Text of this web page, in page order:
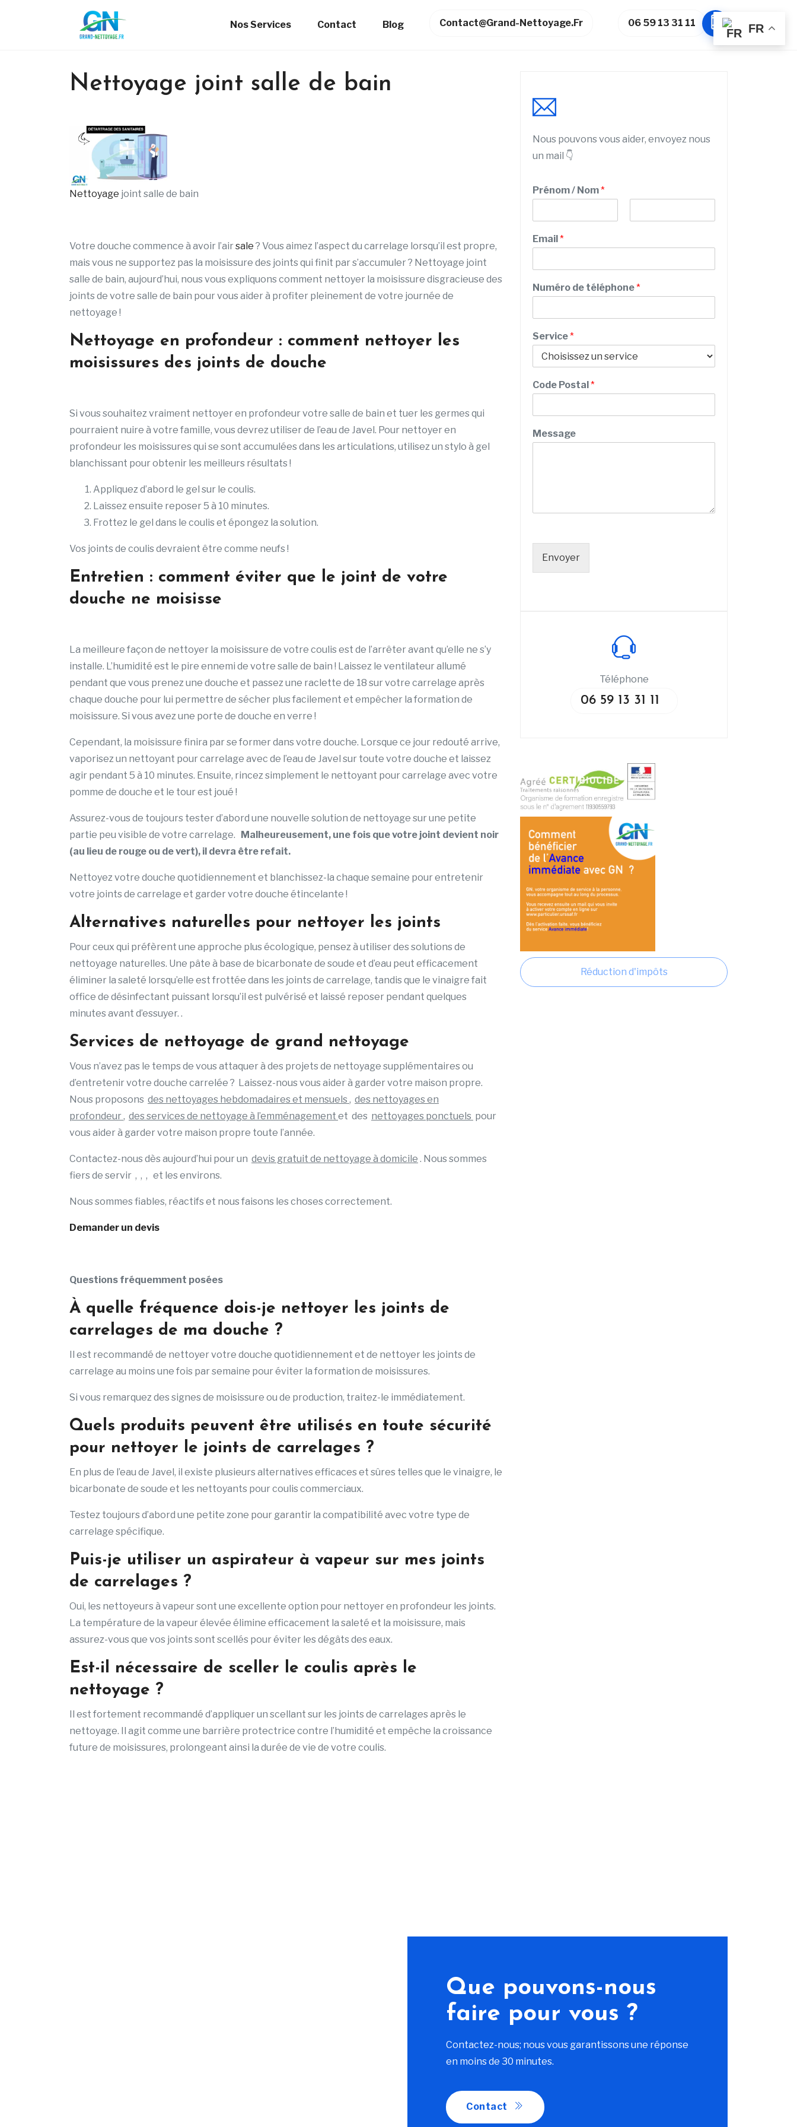
Nos Services Contact Blog Contact@grand-Nettoyage.fr 06 59 13 31 11
Nettoyage joint salle de bain
Nettoyage joint salle de bain
Votre douche commence à avoir l’airsale ? Vous aimez l’aspect du carrelage lorsqu’il est propre,
mais vous ne supportez pas la moisissure des joints qui finit par s’accumuler ? Nettoyage joint
salle de bain, aujourd’hui, nous vous expliquons comment nettoyer la moisissure disgracieuse des
joints de votre salle de bain pour vous aider à profiter pleinement de votre journée de
nettoyage !
Nettoyage en profondeur : comment nettoyer les
moisissures des joints de douche
Si vous souhaitez vraiment nettoyer en profondeur votre salle de bain et tuer les germes qui
pourraient nuire à votre famille, vous devrez utiliser de l’eau de Javel. Pour nettoyer en
profondeur les moisissures qui se sont accumulées dans les articulations, utilisez un stylo à gel
blanchissant pour obtenir les meilleurs résultats !
Appliquez d’abord le gel sur le coulis.
Laissez ensuite reposer 5 à 10 minutes.
Frottez le gel dans le coulis et épongez la solution.
Vos joints de coulis devraient être comme neufs !
Entretien : comment éviter que le joint de votre
douche ne moisisse
La meilleure façon de nettoyer la moisissure de votre coulis est de l’arrêter avant qu’elle ne s’y
installe. L’humidité est le pire ennemi de votre salle de bain ! Laissez le ventilateur allumé
pendant que vous prenez une douche et passez une raclette de 18 sur votre carrelage après
chaque douche pour lui permettre de sécher plus facilement et empêcher la formation de
moisissure. Si vous avez une porte de douche en verre !
Cependant, la moisissure finira par se former dans votre douche. Lorsque ce jour redouté arrive,
vaporisez un nettoyant pour carrelage avec de l’eau de Javel sur toute votre douche et laissez
agir pendant 5 à 10 minutes. Ensuite, rincez simplement le nettoyant pour carrelage avec votre
pomme de douche et le tour est joué !
Assurez-vous de toujours tester d’abord une nouvelle solution de nettoyage sur une petite
partie peu visible de votre carrelage. Malheureusement, une fois que votre joint devient noir
(au lieu de rouge ou de vert), il devra être refait.
Nettoyez votre douche quotidiennement et blanchissez-la chaque semaine pour entretenir
votre joints de carrelage et garder votre douche étincelante !
Alternatives naturelles pour nettoyer les joints
Pour ceux qui préfèrent une approche plus écologique, pensez à utiliser des solutions de
nettoyage naturelles. Une pâte à base de bicarbonate de soude et d’eau peut efficacement
éliminer la saleté lorsqu’elle est frottée dans les joints de carrelage, tandis que le vinaigre fait
office de désinfectant puissant lorsqu’il est pulvérisé et laissé reposer pendant quelques
minutes avant d’essuyer. .
Services de nettoyage de grand nettoyage
Vous n’avez pas le temps de vous attaquer à des projets de nettoyage supplémentaires ou
d’entretenir votre douche carrelée ? Laissez-nous vous aider à garder votre maison propre.
Nous proposons des nettoyages hebdomadaires et mensuels , des nettoyages en
profondeur, des services de nettoyage à l’emménagement et des nettoyages ponctuels pour
vous aider à garder votre maison propre toute l’année.
Contactez-nous dès aujourd’hui pour un devis gratuit de nettoyage à domicile . Nous sommes
fiers de servir , , , et les environs.
Nous sommes fiables, réactifs et nous faisons les choses correctement.
Demander un devis
Questions fréquemment posées
À quelle fréquence dois-je nettoyer les joints de
carrelages de ma douche ?
Il est recommandé de nettoyer votre douche quotidiennement et de nettoyer les joints de
carrelage au moins une fois par semaine pour éviter la formation de moisissures.
Si vous remarquez des signes de moisissure ou de production, traitez-le immédiatement.
Quels produits peuvent être utilisés en toute sécurité
pour nettoyer le joints de carrelages ?
En plus de l’eau de Javel, il existe plusieurs alternatives efficaces et sûres telles que le vinaigre, le
bicarbonate de soude et les nettoyants pour coulis commerciaux.
Testez toujours d’abord une petite zone pour garantir la compatibilité avec votre type de
carrelage spécifique.
Puis-je utiliser un aspirateur à vapeur sur mes joints
de carrelages ?
Oui, les nettoyeurs à vapeur sont une excellente option pour nettoyer en profondeur les joints.
La température de la vapeur élevée élimine efficacement la saleté et la moisissure, mais
assurez-vous que vos joints sont scellés pour éviter les dégâts des eaux.
Est-il nécessaire de sceller le coulis après le
nettoyage ?
Il est fortement recommandé d’appliquer un scellant sur les joints de carrelages après le
nettoyage. Il agit comme une barrière protectrice contre l’humidité et empêche la croissance
future de moisissures, prolongeant ainsi la durée de vie de votre coulis.
Nous pouvons vous aider, envoyez nous
un mail 👇
Prénom / Nom*
r
é
m
C
o
e
m
i
N
Email*
Numéro de téléphone*
Service*
Code Postal*
Message
Envoyer
Téléphone
06 59 13 31 11
Réduction d'impôts
Que pouvons-nous
faire pour vous ?
Contactez-nous; nous vous garantissons une réponse
en moins de 30 minutes.
Contact
FR